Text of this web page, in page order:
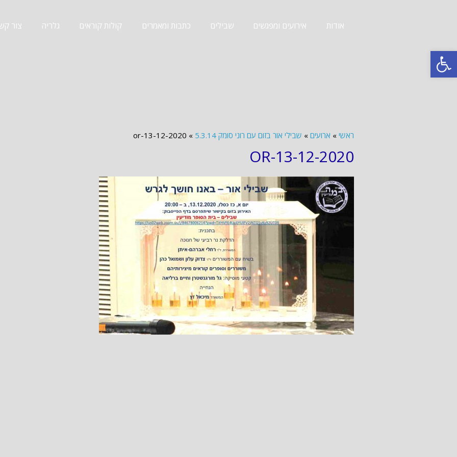
פתח סרגל נגישות
אודות אירועים ומפגשים שבילים כתבות ומאמרים קולות קוראים גלריה צור
ראשי » ארועים » שבילי אור בזום עם רוני סומק 5.3.14 »
or-13-12-2020
OR-13-12-2020